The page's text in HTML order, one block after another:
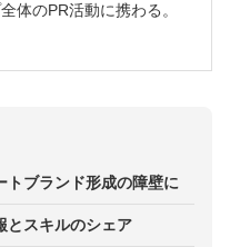
体のPR活動に携わる。
トブランド形成の障壁に
とスキルのシェア